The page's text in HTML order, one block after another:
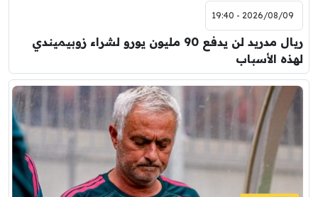
2026/08/09 - 19:40
ريال مدريد لن يدفع 90 مليون يورو لشراء زوبيميندي
لهذه الأسباب